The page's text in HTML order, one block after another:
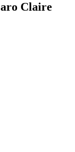
Claire